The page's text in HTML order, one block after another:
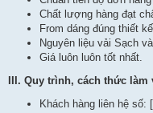
Chất lượng hàng đạt
From dáng đúng thiết kế.
Nguyên liệu vải Sạch
Giá luôn luôn tốt nhất.
III. Quy trình, cách thức
Khách hàng liên hệ số: